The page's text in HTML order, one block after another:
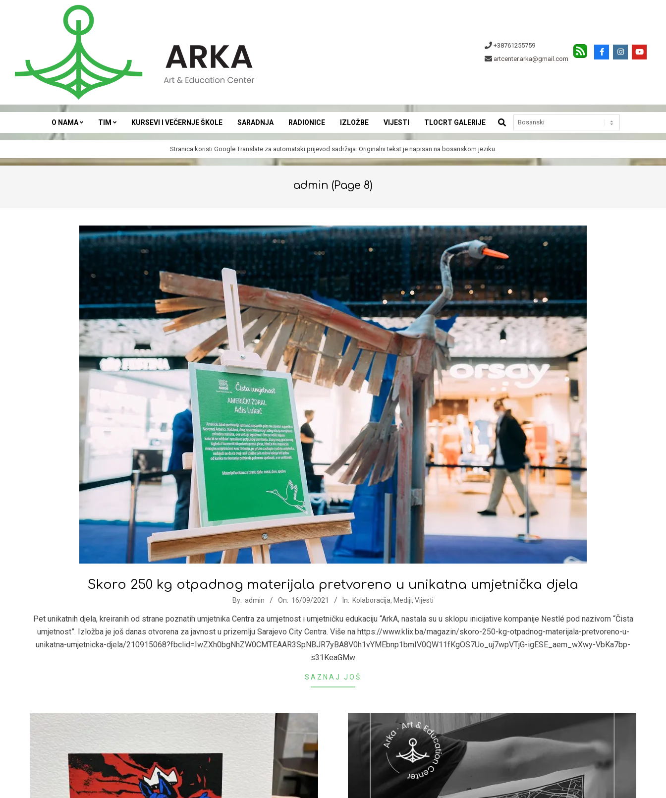
ARKA
+38761255759
artcenter.arka@gmail.com
Secondary
Navigation
Menu
O NAMA TIM KURSEVI I VEČERNJE ŠKOLE SARADNJA RADIONICE IZLOŽBE VIJESTI TLOCRT GALERIJE SEARCH
Stranica koristi Google Translateza automatski prijevod sadržaja. Originalni tekst je napisan na bosanskom jeziku.
admin (Page 8)
Skoro 250 kg otpadnog materijala pretvoreno u unikatna umjetnička djela
16
By: admin On: 16/09/2021 In: Kolaboracija, Mediji, Vijesti
Pet unikatnih djela, kreiranih od strane poznatih umjetnika Centra za umjetnost i umjetničku edukaciju “ArkA, nastala su u sklopu inicijative kompanije Nestlé pod nazivom “Čista
umjetnost”. Izložba je još danas otvorena za javnost u prizemlju Sarajevo City Centra. Više na https://www.klix.ba/magazin/skoro-250-kg-otpadnog-materijala-pretvoreno-u-
unikatna-umjetnicka-djela/210915068?fbclid=IwZXh0bgNhZW0CMTEAAR3SpNBJR7yBA8V0h1vYMEbnp1bmIV0QW11fKgOS7Uo_uj7wpVTjG-igESE_aem_wXwy-VbKa7bp-
s31KeaGMw
SAZNAJ JOŠ